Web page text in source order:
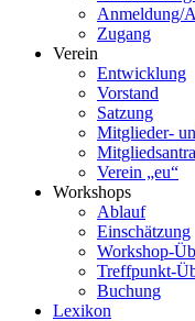
Anmeldung/
Zugang
Verein
Entwicklung
Vorstand
Satzung
Mitglieder-
Verein „eu“
Workshops
Ablauf
Einschätzung
Workshop-
Treffpunkt-
Buchung
Lexikon